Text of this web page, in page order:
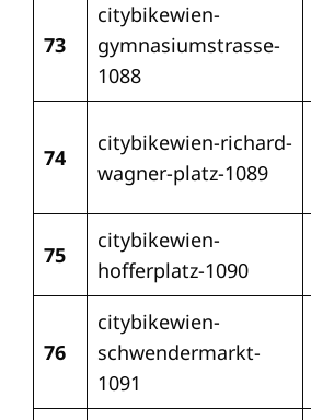
73
citybikewien-
gymnasiumstrasse-
1088
74
citybikewien-richard-
wagner-platz-1089
75
citybikewien-
hofferplatz-1090
76
citybikewien-
schwendermarkt-
1091